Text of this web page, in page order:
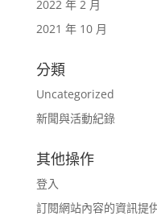
2022 年 2 月
2021 年 10 月
分類
Uncategorized
新聞與活動紀錄
其他操作
登入
訂閱網站內容的資訊提